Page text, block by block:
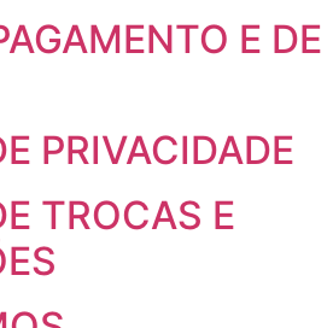
E DE
PRIVACIDADE
TROCAS E